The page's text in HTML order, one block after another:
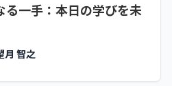
一手：本日の学びを未
野 潤一
る一手：本日の学びを未
月 智之